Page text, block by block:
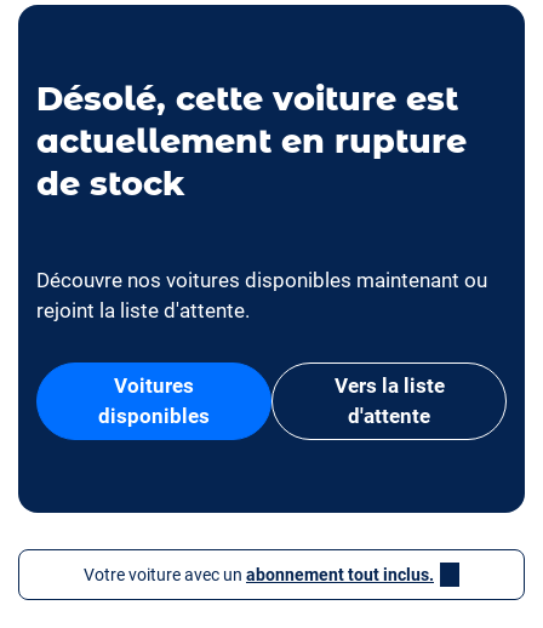
Désolé, cette voiture est
actuellement en rupture
de stock
Découvre nos voitures disponibles maintenant ou
rejoint la liste d'attente.
Voitures
disponibles
Vers la liste
d'attente
Votre voiture avec un abonnement tout inclus.